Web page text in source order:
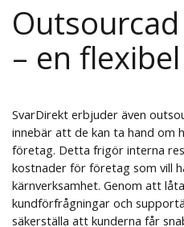
– en
SvarDirekt erbjuder även
innebär att de kan ta hand om
företag. Detta frigör interna
kostnader för företag som vill
kärnverksamhet. Genom att
kundförfrågningar och
säkerställa att kunderna får